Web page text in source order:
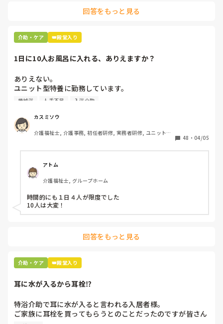
私お風呂専属でバイトしてるんですけど、お風呂の時に顔にカ
あーやってくれなかったんだなって。スプーンでぬぐったりそ
んなことすら、やらないのかね、酷いスタッフとか思いなが
回答をもっと見る
介助・ケア 👑殿堂入り
1日に10人お風呂に入れる、ありえますか？
ありえない。
ユニット型特養に勤務しています。
人手不足で入浴のない日があるため、今度1日に10人入れて
午前中に5人、午後から1人助っ人つけるので5人入れて下さ
いとのことです。
ここはほぼ全員寝たきりの方ですよ。ありえますか？
機械浴 人手不足 入浴介助
カスミソウ
介護福祉士, 介護事務, 初任者研修, 実務者研修, ユニット型
48 ・ 04/05
アトム
介護福祉士, グループホーム
時間的にも１日４人が限度でした
10人は大変！
回答をもっと見る
介助・ケア 👑殿堂入り
耳に水が入るから耳栓⁉︎
特浴介助で耳に水が入ると言われる入居者様。
ご家族に耳栓を買ってもらうとのことだったのですが皆さん